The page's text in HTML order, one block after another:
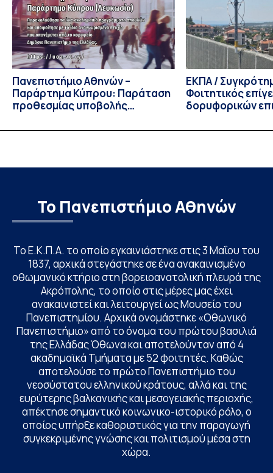
Πολιτικών Επιστημών, Καθηγητής Νικόλαος Ηρειώτης, και ο
Πρόεδρος του Τμήματος […]
Πανεπιστήμιο Αθηνών –
Παράρτημα Κύπρου: Παράταση
προθεσμίας υποβολής
υποψηφίων
ΕΚΠΑ /
Φοιτητικός
δορυφορικών
Το Πανεπιστήμιο Αθηνών
Το Ε.Κ.Π.Α. το οποίο εγκαινιάστηκε στις 3 Μαΐου του
1837, αρχικά στεγάστηκε σε ένα ανακαινισμένο
οθωμανικό κτήριο στη βορειοανατολική πλευρά της
Ακρόπολης, το οποίο στις μέρες μας έχει
ανακαινιστεί και λειτουργεί ως Μουσείο του
Πανεπιστημίου. Αρχικά ονομάστηκε «Οθωνικό
Πανεπιστήμιο» από το όνομα του πρώτου βασιλιά
της Ελλάδας Όθωνα και αποτελούνταν από 4
ακαδημαϊκά Τμήματα με 52 φοιτητές. Καθώς
αποτελούσε το πρώτο Πανεπιστήμιο του
νεοσύστατου ελληνικού κράτους, αλλά και της
ευρύτερης βαλκανικής και μεσογειακής περιοχής,
απέκτησε σημαντικό κοινωνικο-ιστορικό ρόλο, ο
οποίος υπήρξε καθοριστικός για την παραγωγή
συγκεκριμένης γνώσης και πολιτισμού μέσα στη
χώρα.